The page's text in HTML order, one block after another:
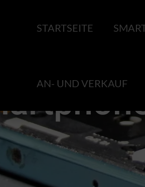
STARTSEITE
AN- UND VERKAUF